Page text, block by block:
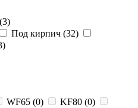
(3)
Под кирпич (32)
)
WF65 (0) KF80 (0)